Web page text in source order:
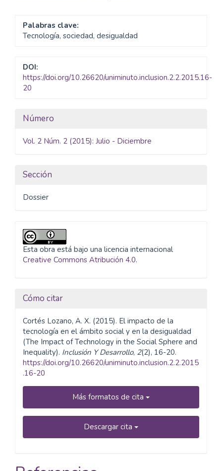
Palabras clave:
Tecnología, sociedad, desigualdad
DOI:
https://doi.org/10.26620/uniminuto.inclusion.2.2.2015.16-
20
Detalles
del
Número
Vol. 2 Núm. 2 (2015): Julio - Diciembre
Sección
Dossier
Esta obra está bajo una licencia internacional
Creative Commons Atribución 4.0.
Cómo citar
Cortés Lozano, A. X. (2015). El impacto de la
tecnología en el ámbito social y en la desigualdad
(The Impact of Technology in the Social Sphere and
Inequality). Inclusión Y Desarrollo, 2(2), 16-20.
https://doi.org/10.26620/uniminuto.inclusion.2.2.2015
.16-20
Más formatos de cita
Descargar cita